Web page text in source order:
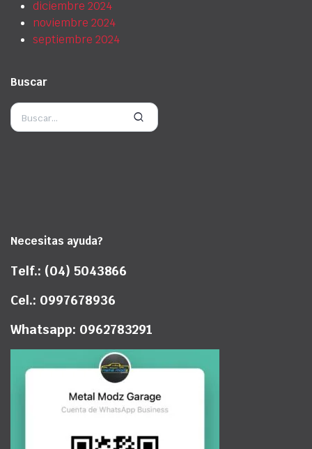
diciembre 2024
noviembre 2024
septiembre 2024
Buscar
Necesitas ayuda?
Telf.: (04) 5043866
Cel.: 0997678936
Whatsapp: 0962783291